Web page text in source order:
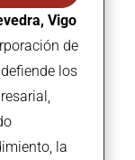
Vigo
de
los
la